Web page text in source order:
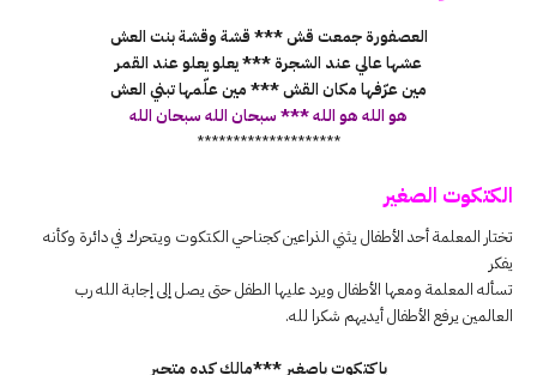
العصفورة جمعت قش *** قشة وقشة بنت العش
عشها عالي عند الشجرة *** يعلو يعلو عند القمر
مين عرّفها مكان القش *** مين علّمها تبني العش
هو الله هو الله *** سبحان الله سبحان الله
********************
الكتكوت الصغير
تختار المعلمة أحد الأطفال يثني الذراعين كجناحي الكتكوت ويتحرك في دائرة وكأنه
يفكر
تسأله المعلمة ومعها الأطفال ويرد عليها الطفل حتى يصل إلى إجابة الله رب
العالمين يرفع الأطفال أيديهم شكرا لله.
ياكتكوت ياصغير ***مالك كده متحير